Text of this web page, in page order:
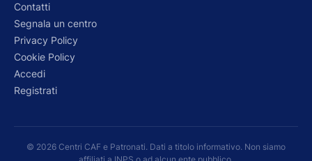
Contatti
Segnala un centro
Privacy Policy
Cookie Policy
Accedi
Registrati
© 2026 Centri CAF e Patronati. Dati a titolo informativo. Non siamo